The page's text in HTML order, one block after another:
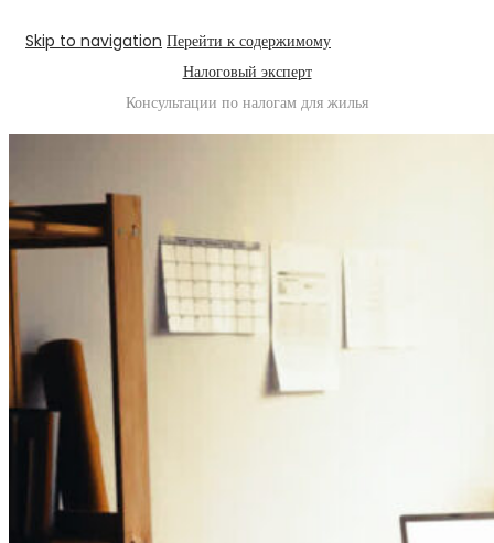
Skip to navigation Перейти к содержимому
Налоговый эксперт
Консультации по налогам для жилья